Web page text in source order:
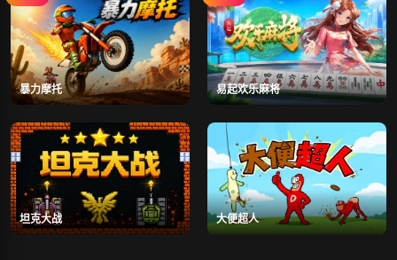
暴力摩托 易起欢乐麻将
坦克大战 大便超人